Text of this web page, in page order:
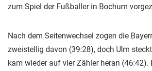
zum Spiel der Fußballer in Bochum
Nach dem Seitenwechsel zogen die
zweistellig davon (39:28), doch Ulm
kam wieder auf vier Zähler heran (46:42).